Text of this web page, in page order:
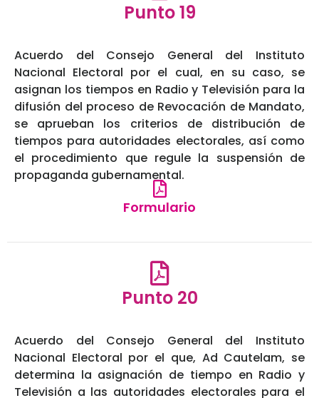
Punto 19
Acuerdo del Consejo General del Instituto
Nacional Electoral por el cual, en su caso, se
asignan los tiempos en Radio y Televisión para la
difusión del proceso de Revocación de Mandato,
se aprueban los criterios de distribución de
tiempos para autoridades electorales, así como
el procedimiento que regule la suspensión de
propaganda gubernamental.
Formulario
Punto 20
Acuerdo del Consejo General del Instituto
Nacional Electoral por el que, Ad Cautelam, se
determina la asignación de tiempo en Radio y
Televisión a las autoridades electorales para el